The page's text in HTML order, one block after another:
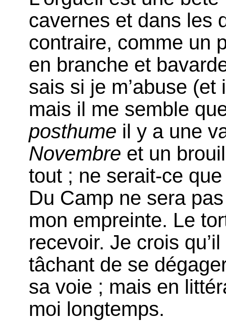
cavernes et dans les
contraire, comme un
en branche et
sais si je m’abuse
mais il me semble
posthume il y a une
Novembre et un
tout ; ne serait-ce
Du Camp ne sera
mon empreinte. Le
recevoir. Je crois
tâchant de se
sa voie ; mais en
moi longtemps.